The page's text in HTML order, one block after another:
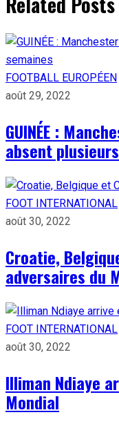
FOOTBALL EUROPÉEN
août 29, 2022
GUINÉE :
absent
FOOT INTERNATIONAL
août 30, 2022
Croatie,
adversaires du
FOOT INTERNATIONAL
août 30, 2022
Illiman Ndiaye
Mondial